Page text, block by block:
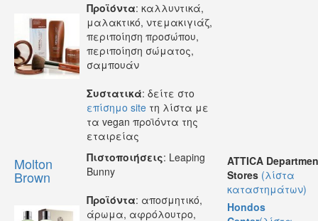
Προϊόντα: καλλυντικά,
μαλακτικό, ντεμακιγιάζ,
περιποίηση προσώπου,
περιποίηση σώματος,
σαμπουάν
Συστατικά: δείτε στο
επίσημο site τη λίστα με
τα vegan προϊόντα της
εταιρείας
Molton
Brown
Πιστοποιήσεις: Leaping
Bunny
Προϊόντα: αποσμητικό,
άρωμα, αφρόλουτρο,
ATTICA
Stores (λίστα
καταστημάτων)
Hondos